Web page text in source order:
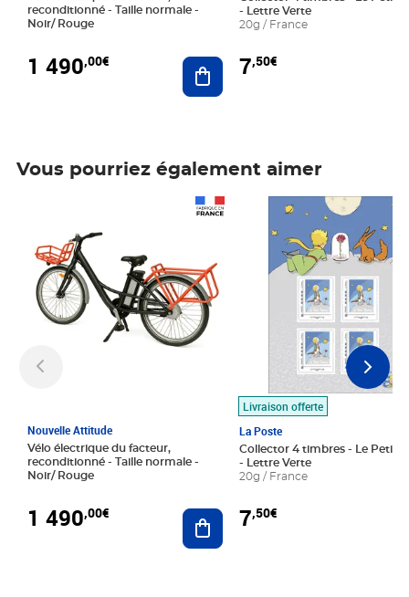
reconditionné - Taille normale -
Noir/ Rouge
1 490,00€ Ajouter au panier
- Lettre Verte
20g / France
7,50€
Vous pourriez également aimer
Nouvelle Attitude
Vélo électrique du facteur,
reconditionné - Taille normale -
Noir/ Rouge
1 490,00€ Ajouter au panier
Livraison offerte
La Poste
Collector 4 timbres - Le Petit
- Lettre Verte
20g / France
7,50€
Prix 7,50€